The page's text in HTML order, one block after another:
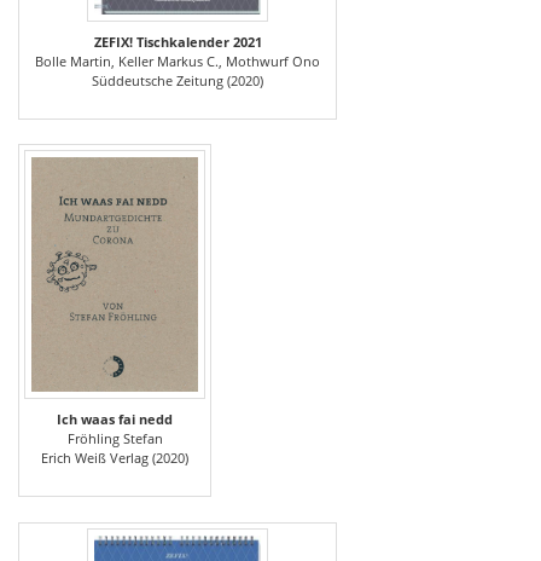
ZEFIX! Tischkalender 2021
Bolle Martin, Keller Markus C., Mothwurf Ono
Süddeutsche Zeitung (2020)
Ich waas fai nedd
Fröhling Stefan
Erich Weiß Verlag (2020)